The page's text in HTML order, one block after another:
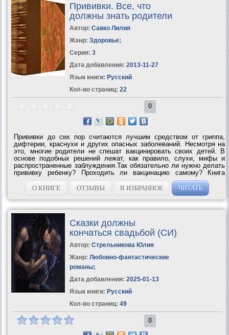
Прививки. Все, что
должны знать родители
Автор: Савко Лилия
Жанр: Здоровье;
Серия: 3
Дата добавления: 2013-11-27
Язык книги: Русский
Кол-во страниц: 22
0
Прививки до сих пор считаются лучшим средством от гриппа,
дифтерии, краснухи и других опасных заболеваний. Несмотря на
это, многие родители не спешат вакцинировать своих детей. В
основе подобных решений лежат, как правило, слухи, мифы и
распространенные заблуждения.Так обязательно ли нужно делать
прививку ребенку? Проходить ли вакцинацию самому? Книга
доктора Лилии Савко поможет сделать осознанный и правильный
выбор. Вы узнаете о...
О КНИГЕ ОТЗЫВЫ В ИЗБРАННОЕ ЧИТАТЬ
Сказки должны
кончаться свадьбой (СИ)
Автор: Стрельникова Юлия
Жанр: Любовно-фантастические
романы;
Дата добавления: 2025-01-13
Язык книги: Русский
Кол-во страниц: 49
0